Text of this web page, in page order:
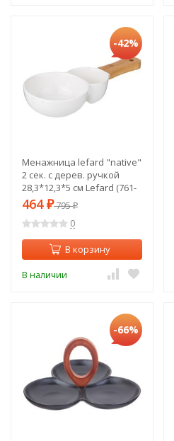
-42%
Менажница lefard "native"
2 сек. с дерев. ручкой
28,3*12,3*5 см Lefard (761-
087)
464 ₽795₽
0
В корзину
В наличии
-66%